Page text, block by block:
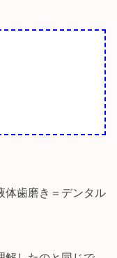
体歯磨き＝デンタル